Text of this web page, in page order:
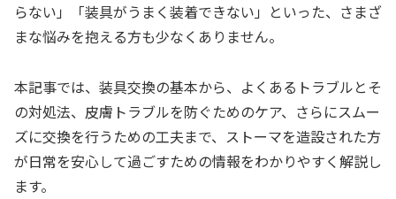
らない」「装具がうまく装着できない」といった、さまざ
まな悩みを抱える方も少なくありません。
本記事では、装具交換の基本から、よくあるトラブルとそ
の対処法、皮膚トラブルを防ぐためのケア、さらにスムー
ズに交換を行うための工夫まで、ストーマを造設された方
が日常を安心して過ごすための情報をわかりやすく解説し
ます。